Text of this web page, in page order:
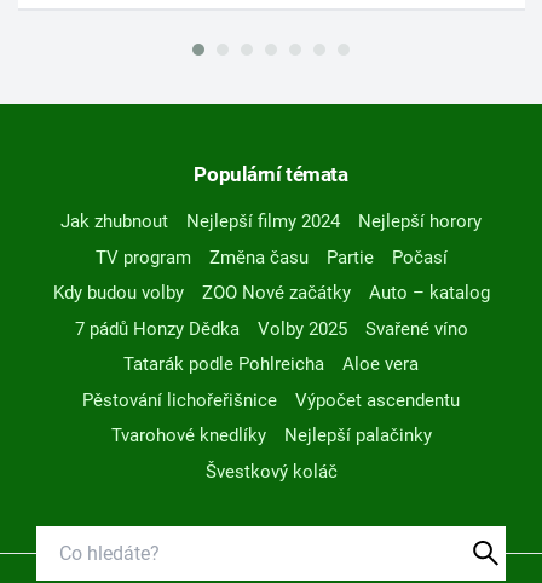
Populární témata
Jak zhubnout Nejlepší filmy 2024
Nejlepší horory
TV program
Změna času Partie
Počasí
Kdy budou volby
ZOO Nové začátky
Auto – katalog
7 pádů Honzy Dědka
Volby 2025
Svařené víno
Tatarák podle Pohlreicha
Aloe vera
Pěstování lichořeřišnice
Výpočet ascendentu
Tvarohové knedlíky
Nejlepší palačinky
Švestkový koláč